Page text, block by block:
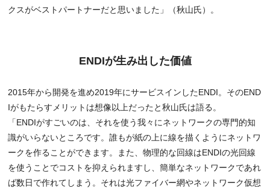
クスがベストパートナーだと思いました」（秋山氏）。
ENDIが生み出した価値
2015年から開発を進め2019年にサービスインしたENDI。そのEND
Iがもたらすメリットは想像以上だったと秋山氏は語る。
「ENDIがすごいのは、それを使う我々にネットワークの専門的知
識がいらないところです。誰もが紙の上に線を描くようにネットワ
ークを作ることができます。また、物理的な回線はENDIの光回線
を使うことでコストを抑えられますし、簡単なネットワークであれ
ば数日で作れてしまう。それは光ファイバー網やネットワーク仮想